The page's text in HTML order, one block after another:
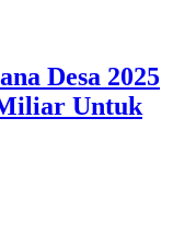
Desa 2025
Untuk